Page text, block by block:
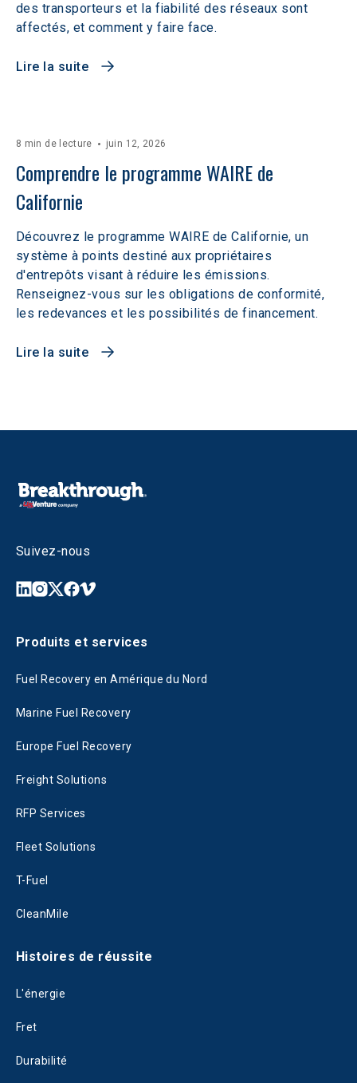
des transporteurs et la fiabilité des réseaux sont
affectés, et comment y faire face.
Lire la suite
8 min de lecture juin 12, 2026
Comprendre le programme WAIRE de
Californie
Découvrez le programme WAIRE de Californie, un
système à points destiné aux propriétaires
d'entrepôts visant à réduire les émissions.
Renseignez-vous sur les obligations de conformité,
les redevances et les possibilités de financement.
Lire la suite
Suivez-nous
Produits et services
Fuel Recovery en Amérique du Nord
Marine Fuel Recovery
Europe Fuel Recovery
Freight Solutions
RFP Services
Fleet Solutions
T-Fuel
CleanMile
Histoires de réussite
L'énergie
Fret
Durabilité